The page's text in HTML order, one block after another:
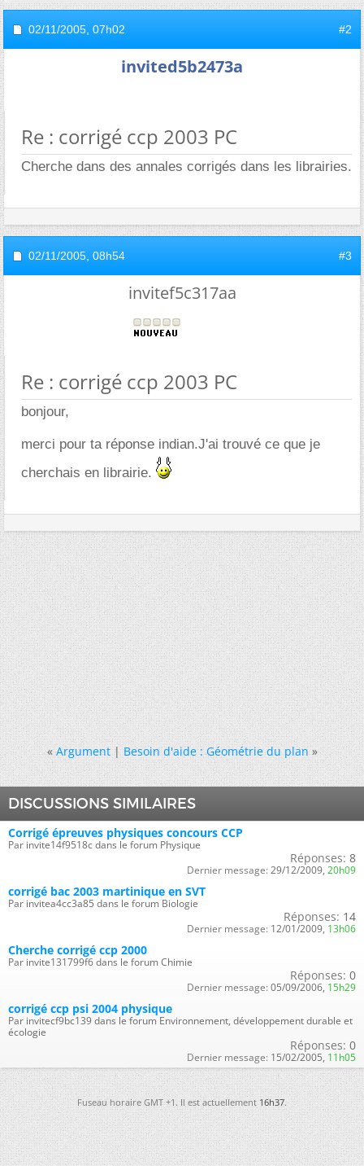
02/11/2005, 07h02 #2
invited5b2473a
Re : corrigé ccp 2003 PC
Cherche dans des annales corrigés dans les librairies.
02/11/2005, 08h54 #3
invitef5c317aa
Re : corrigé ccp 2003 PC
bonjour,
merci pour ta réponse indian.J'ai trouvé ce que je
cherchais en librairie.
« Argument|Besoin d'aide : Géométrie du plan »
DISCUSSIONS SIMILAIRES
Corrigé épreuves physiques concours CCP
Par invite14f9518c dans le forum Physique
Réponses: 8
Dernier message: 29/12/2009, 20h09
corrigé bac 2003 martinique en SVT
Par invitea4cc3a85 dans le forum Biologie
Réponses: 14
Dernier message: 12/01/2009, 13h06
Cherche corrigé ccp 2000
Par invite131799f6 dans le forum Chimie
Réponses: 0
Dernier message: 05/09/2006, 15h29
corrigé ccp psi 2004 physique
Par invitecf9bc139 dans le forum Environnement, développement durable et
écologie
Réponses: 0
Dernier message: 15/02/2005, 11h05
Fuseau horaire GMT +1. Il est actuellement16h37.